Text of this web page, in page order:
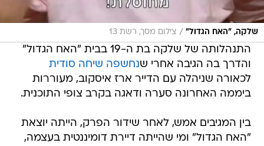
שלקה, "האח הגדול" / צילום מסך, רשת 13
התנהלותה של שלקה בת ה-19 בבית "האח הגדול"
והדרך בה הגיבה אחרי שנחשפה שיחה סודית
לכאורה שניהלה עם הדייר ארז איסקוב, מעוררות
ביממה האחרונה סערה ודאגה בקרב צופי התוכנית.
בין המגיבים אמש, לאחר שידור הפרק, הייתה יוצאת
"האח הגדול" ומי שהייתה דיירת דומיננטית בעצמה,